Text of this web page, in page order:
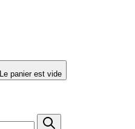
Basculer le mini-panier, Le panier est vide